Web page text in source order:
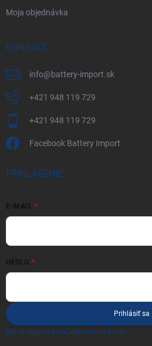
Moja objednávka
KONTAKT
info@battery-import.sk
+421 948 119 729
+421 948 119 729
Facebook Battery Import
PRIHLÁSENIE
E-MAIL
HESLO
Prihlásiť sa
Nová registráciaZabudnuté heslo